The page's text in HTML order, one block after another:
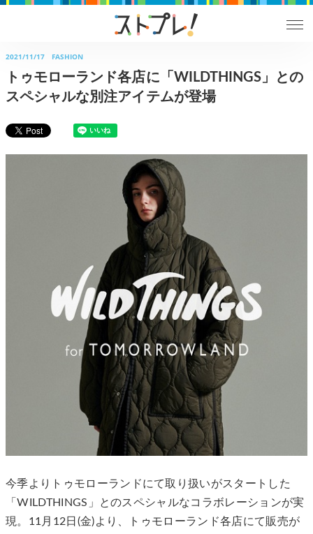
2021/11/17 FASHION
トゥモローランド各店に「WILDTHINGS」との
スペシャルな別注アイテムが登場
今季よりトゥモローランドにて取り扱いがスタートした
「WILDTHINGS」とのスペシャルなコラボレーションが実
現。11月12日(金)より、トゥモローランド各店にて販売が